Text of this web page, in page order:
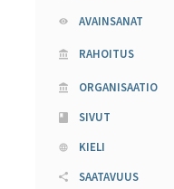
AVAINSANAT
RAHOITUS
ORGANISAATIO
SIVUT
KIELI
SAATAVUUS